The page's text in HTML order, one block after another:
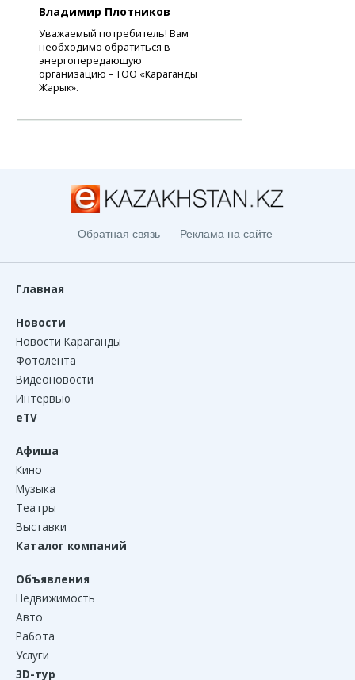
Владимир Плотников
Уважаемый потребитель! Вам
необходимо обратиться в
энергопередающую
организацию – ТОО «Караганды
Жарык».
Обратная связь Реклама на сайте
Главная
Новости
Новости Караганды
Фотолента
Видеоновости
Интервью
eTV
Афиша
Кино
Музыка
Театры
Выставки
Каталог компаний
Объявления
Недвижимость
Авто
Работа
Услуги
3D-тур